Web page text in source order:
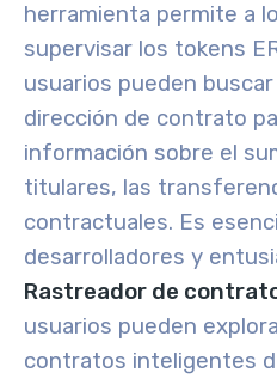
herramienta permite a
supervisar los tokens
usuarios pueden
dirección de contrato
información sobre el
titulares, las
contractuales. Es
desarrolladores y
Rastreador de
usuarios pueden
contratos inteligentes